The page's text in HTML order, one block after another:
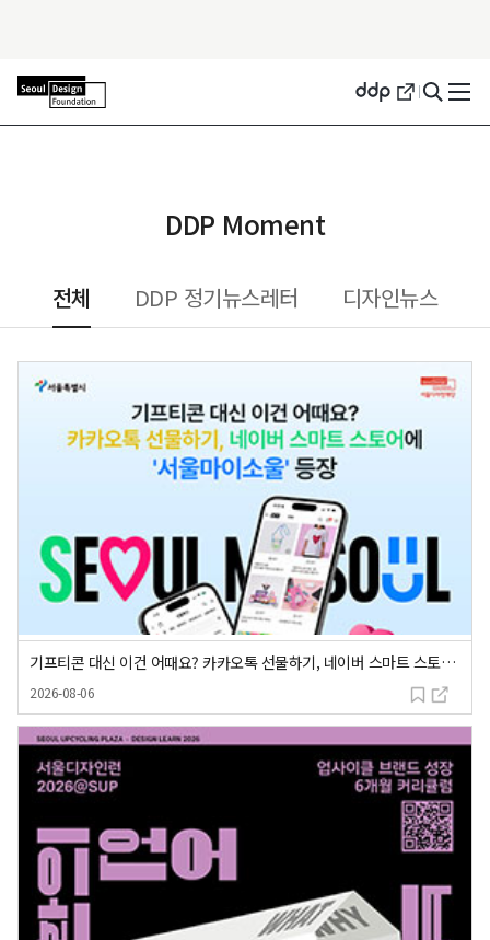
DDP Moment
전체 DDP 정기뉴스레터 디자인뉴스
기프티콘 대신 이건 어때요? 카카오톡 선물하기, 네이버 스마트 스토어에 서울마이소울 등장!
2026-08-06